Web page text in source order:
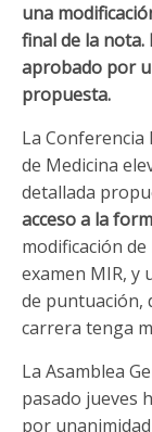
una
final de la nota.
aprobado por
propuesta.
La Conferencia
de Medicina
detallada
accesoa la
modificación
examen MIR, y
de puntuación,
carrera tenga
La Asamblea
pasado jueves
por